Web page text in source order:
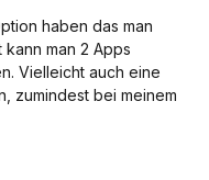
haben das man
kann man 2 Apps
Vielleicht auch eine
zumindest bei meinem